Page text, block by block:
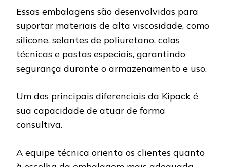
Essas embalagens são desenvolvidas para
suportar materiais de alta viscosidade, como
silicone, selantes de poliuretano, colas
técnicas e pastas especiais, garantindo
segurança durante o armazenamento e uso.
Um dos principais diferenciais da Kipack é
sua capacidade de atuar de forma
consultiva.
A equipe técnica orienta os clientes quanto